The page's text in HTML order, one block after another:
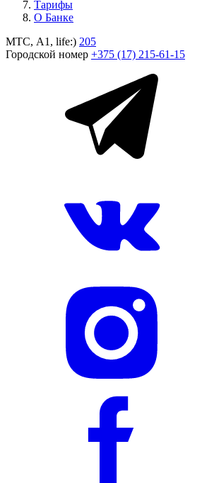
Тарифы
О Банке
МТС, A1, life:) 205
Городской номер +375 (17) 215-61-15